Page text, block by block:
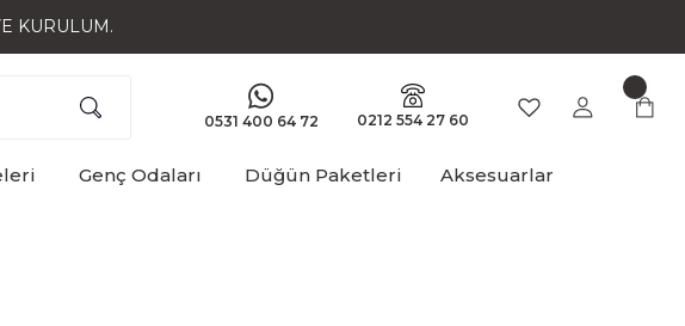
KURULUM.
0531 400 64 72 0212 554 27 60
Genç Odaları Düğün Paketleri
Aksesuarlar